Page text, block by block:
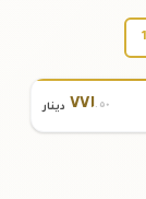
٧٧١.٥٠ دينار